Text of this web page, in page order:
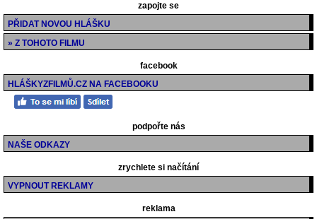
zapojte se
PŘIDAT NOVOU HLÁŠKU
» Z TOHOTO FILMU
facebook
HLÁŠKYZFILMŮ.CZ NA FACEBOOKU
podpořte nás
NAŠE ODKAZY
zrychlete si načítání
VYPNOUT REKLAMY
reklama